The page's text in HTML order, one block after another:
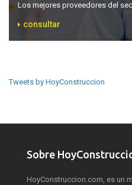
Los mejores proveedores del
consultar
Tweets by HoyConstruccion
Sobre
HoyConstruccion.com, es un